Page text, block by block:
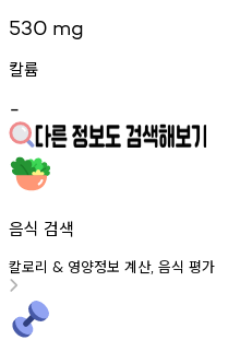
530 mg
칼륨
-
음식 검색
칼로리 & 영양정보 계산, 음식 평가